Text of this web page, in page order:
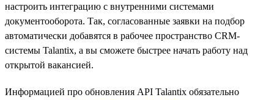
настроить интеграцию с внутренними системами
документооборота. Так, согласованные заявки на подбор
автоматически добавятся в рабочее пространство CRM-
системы Talantix, а вы сможете быстрее начать работу над
открытой вакансией.
Информацией про обновления API Talantix обязательно